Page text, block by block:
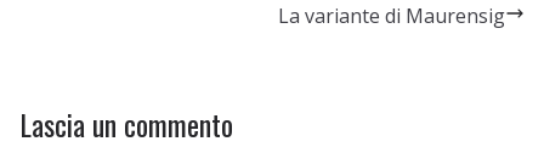
La variante di Maurensig
Lascia un commento